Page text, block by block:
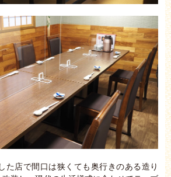
た店で間口は狭くても奥行きのある造り